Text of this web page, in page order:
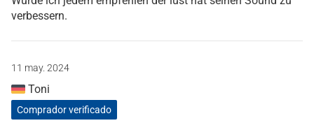
verbessern.
11 may. 2024
Toni
Comprador verificado